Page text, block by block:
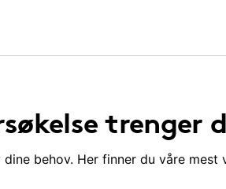
trenger
behov. Her finner du våre mest